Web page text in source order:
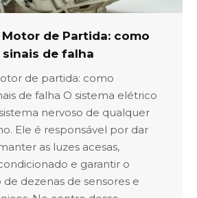
de Partida: como
de falha
de partida: como
de falha O sistema elétrico
nervoso de qualquer
Ele é responsável por dar
as luzes acesas,
e garantir o
dezenas de sensores e